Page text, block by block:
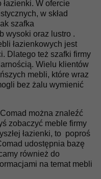
W ofercie
w skład
szafka
wysoki oraz lustro .
łazienkowych jest
Dlatego też szafki firmy
Wielu klientów
mebli, które wraz
bez żalu wymienić
można znaleźć
zobaczyć meble firmy
łazienki, to poproś
udostępnia bazę
również do
na temat mebli